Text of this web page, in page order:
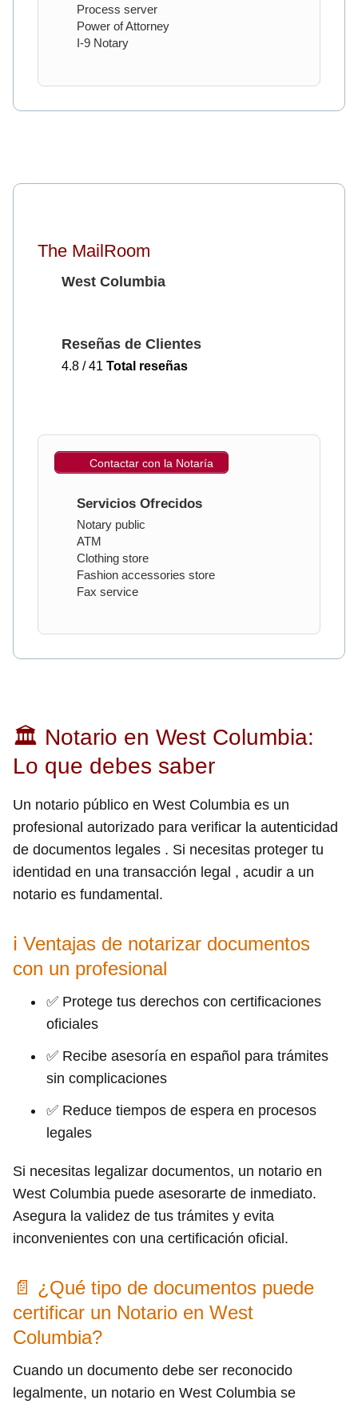
Process server
Power of Attorney
I-9 Notary
The MailRoom
West Columbia
Reseñas de Clientes
4.8 / 41 Total reseñas
Contactar con la Notaría
Servicios Ofrecidos
Notary public
ATM
Clothing store
Fashion accessories store
Fax service
🏛 Notario en West Columbia:
Lo que debes saber
Un notario público en West Columbia es un
profesional autorizado para verificar la autenticidad
de documentos legales . Si necesitas proteger tu
identidad en una transacción legal , acudir a un
notario es fundamental.
ℹ Ventajas de notarizar documentos
con un profesional
✅ Protege tus derechos con certificaciones
oficiales
✅ Recibe asesoría en español para trámites
sin complicaciones
✅ Reduce tiempos de espera en procesos
legales
Si necesitas legalizar documentos, un notario en
West Columbia puede asesorarte de inmediato.
Asegura la validez de tus trámites y evita
inconvenientes con una certificación oficial.
📄 ¿Qué tipo de documentos puede
certificar un Notario en West
Columbia?
Cuando un documento debe ser reconocido
legalmente, un notario en West Columbia se